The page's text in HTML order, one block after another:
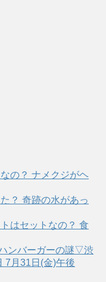
の？ ナメクジがヘ
？ 奇跡の水があっ
はセットなの？ 食
ンバーガーの謎▽渋
7月31日(金)午後